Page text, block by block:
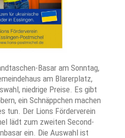
Basar am Sonntag,
am Blarerplatz,
niedrige Preise. Es gibt
ein Schnäppchen machen
tun. Der Lions Förderverein
lädt zum zweiten Second-
ein. Die Auswahl ist